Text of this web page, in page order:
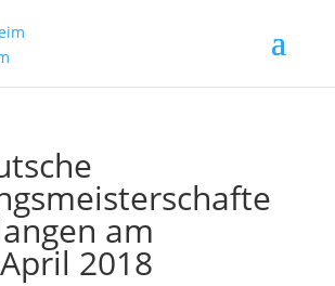
am
2018